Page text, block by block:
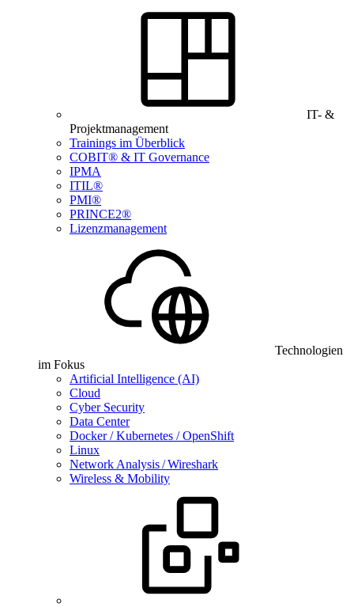
IT- &
Projektmanagement
Trainings im Überblick
COBIT® & IT Governance
IPMA
ITIL®
PMI®
PRINCE2®
Lizenzmanagement
Technologien
im Fokus
Artificial Intelligence (AI)
Cloud
Cyber Security
Data Center
Docker / Kubernetes / OpenShift
Linux
Network Analysis / Wireshark
Wireless & Mobility